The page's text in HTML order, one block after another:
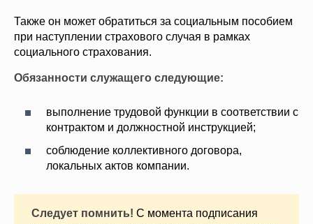
Также он может обратиться за социальным пособием
при наступлении страхового случая в рамках
социального страхования.
Обязанности служащего следующие:
выполнение трудовой функции в соответствии с
контрактом и должностной инструкцией;
соблюдение коллективного договора,
локальных актов компании.
Следует помнить! С момента подписания